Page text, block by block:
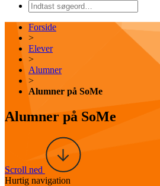
Forside
>
Elever
>
Alumner
>
Alumner på SoMe
Alumner på SoMe
Scroll ned
Hurtig navigation